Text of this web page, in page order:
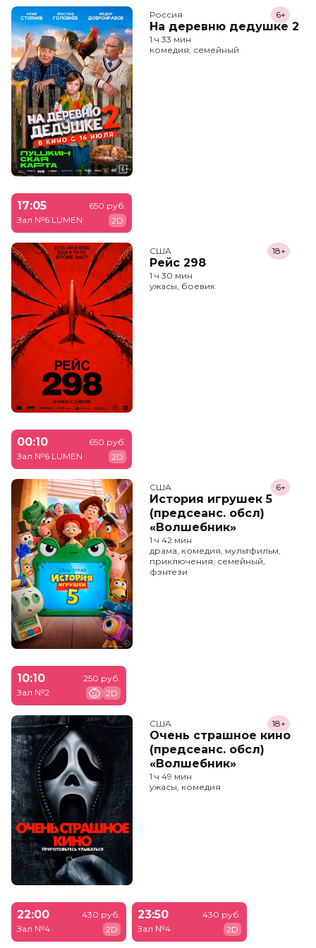
Россия
На деревню дедушке 2
6+
1 ч 33 мин
комедия, семейный
17:05
Зал №6 LUMEN
650 руб.
2D
США
Рейс 298
18+
1 ч 30 мин
ужасы, боевик
00:10
Зал №6 LUMEN
650 руб.
2D
США
История игрушек 5
(предсеанс. обсл)
«Волшебник»
6+
1 ч 42 мин
драма, комедия, мультфильм,
приключения, семейный,
фэнтези
10:10
Зал №2
250 руб.
2D
США
Очень страшное кино
(предсеанс. обсл)
«Волшебник»
18+
1 ч 49 мин
ужасы, комедия
22:00
Зал №4
430 руб.
2D
23:50
Зал №4
430 руб.
2D